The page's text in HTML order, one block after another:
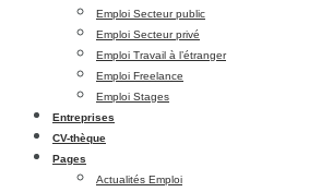
Emploi Secteur public
Emploi Secteur privé
Emploi Travail à l’étranger
Emploi Freelance
Emploi Stages
Entreprises
CV-thèque
Pages
Actualités Emploi